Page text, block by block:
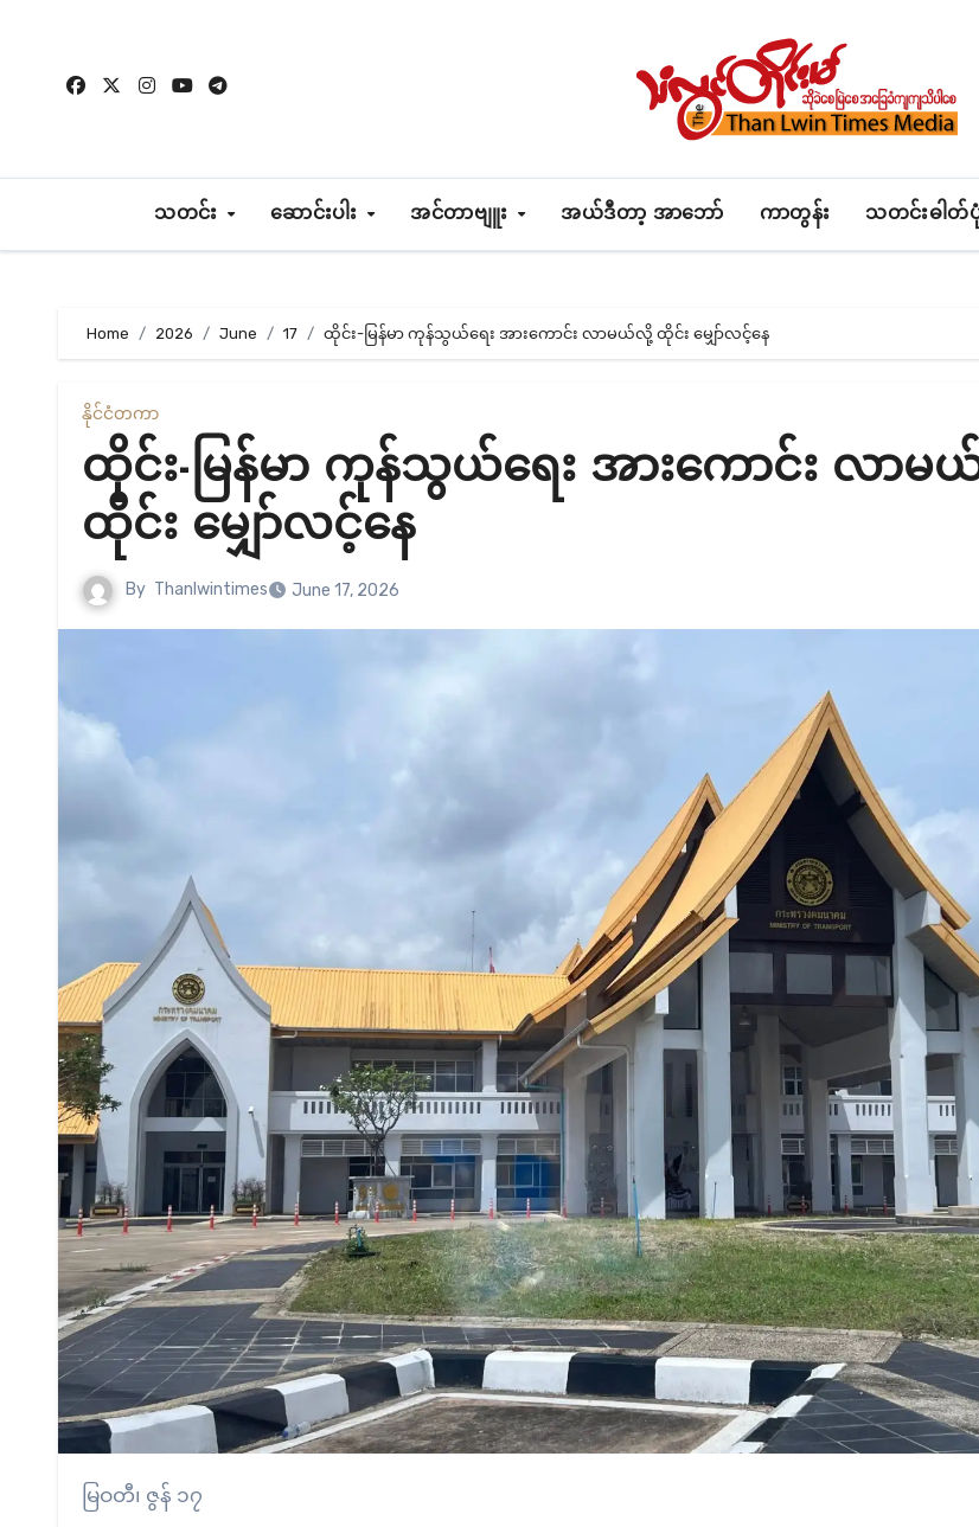
content
သတင်း ဆောင်းပါး အင်တာဗျူး အယ်ဒီတာ့ အာဘော် ကာတွန်း သတင်းဓါတ်
Home 2026 June 17 ထိုင်း-မြန်မာ ကုန်သွယ်ရေး အားကောင်း လာမယ်လို့ ထိုင်း မျှော်လင့်နေ
နိုင်ငံတကာ
ထိုင်း-မြန်မာ ကုန်သွယ်ရေး အားကောင်း လာ
ထိုင်း မျှော်လင့်နေ
By Thanlwintimes June 17, 2026
မြဝတီ၊ ဇွန် ၁၇